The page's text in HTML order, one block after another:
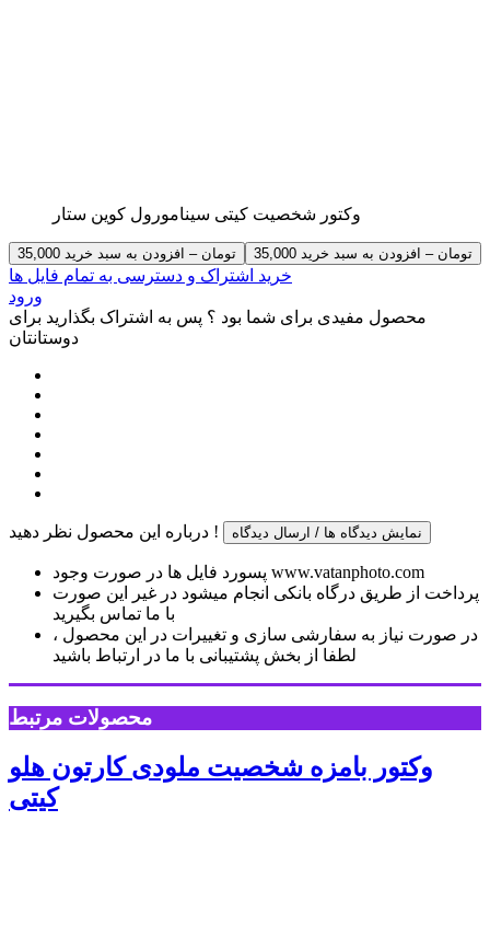
وکتور شخصیت کیتی سینامورول کوین ستار
35,000 تومان – افزودن به سبد خرید
خرید اشتراک و دسترسی به تمام فایل ها
ورود
محصول مفیدی برای شما بود ؟ پس به اشتراک بگذارید برای
دوستانتان
درباره این محصول نظر دهید ! نمایش دیدگاه ها / ارسال دیدگاه
پسورد فایل ها در صورت وجود www.vatanphoto.com
پرداخت از طریق درگاه بانکی انجام میشود در غیر این صورت
با ما تماس بگیرید
در صورت نیاز به سفارشی سازی و تغییرات در این محصول ،
لطفا از بخش پشتیبانی با ما در ارتباط باشید
محصولات مرتبط
وکتور بامزه شخصیت ملودی کارتون هلو
کیتی